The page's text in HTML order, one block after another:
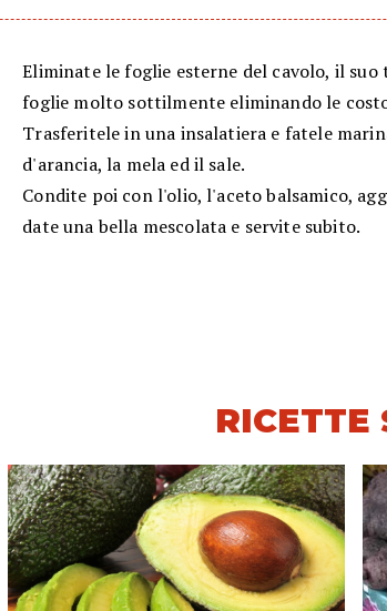
Eliminate le foglie esterne del cavolo, il
foglie molto sottilmente eliminando le
Trasferitele in una insalatiera e fatele
d'arancia, la mela ed il sale.
Condite poi con l'olio, l'aceto balsamico,
date una bella mescolata e servite subito.
RICETTE